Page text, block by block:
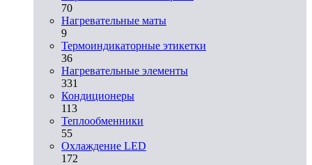
70
Нагревательные маты
9
Термоиндикаторные этикетки
36
Нагревательные элементы
331
Кондиционеры
113
Теплообменники
55
Охлаждение LED
172